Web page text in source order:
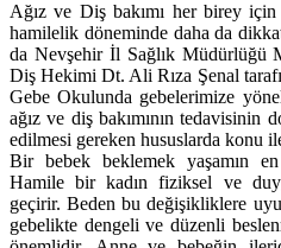
Ağız ve Diş bakımı her birey
hamilelik döneminde daha da
da Nevşehir İl Sağlık Müdürlüğü
Diş Hekimi Dt. Ali Rıza Şenal
Gebe Okulunda gebelerimize
ağız ve diş bakımının tedavisinin
edilmesi gereken hususlarda konu
Bir bebek beklemek yaşamın
Hamile bir kadın fiziksel ve
geçirir. Beden bu değişikliklere
gebelikte dengeli ve düzenli